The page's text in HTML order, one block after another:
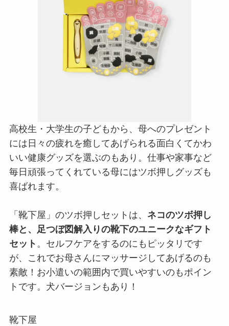
高校生・大学生の子どもから、母へのプレゼント
には日々の疲れを癒してあげられる面白くてかわ
いい健康グッズを選ぶのもあり。仕事や家事など
毎日頑張ってくれている母にはツボ押しグッズも
喜ばれます。
「靴下屋」のツボ押しセットは、 ネコのツボ押し
棒と、足つぼ図解入りの靴下のユニークなギフト
セット 。セルフケアをするのにもピッタリです
が、これでお母さんにマッサージしてあげるのも
素敵！お小遣いの範囲内で買いやすいのもポイン
トです。犬バージョンもあり！
靴下屋